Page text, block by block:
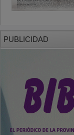
PUBLICIDAD